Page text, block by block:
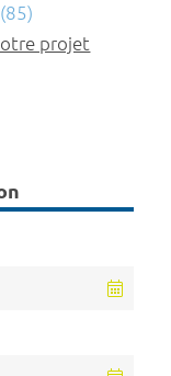
(85)
projet